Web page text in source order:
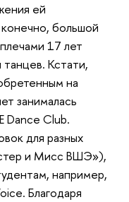
ей
большой
17 лет
Кстати,
на
занималась
Dance Club.
для разных
и Мисс ВШЭ»),
например,
Благодаря